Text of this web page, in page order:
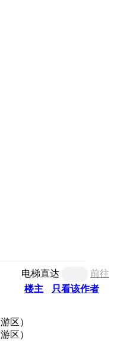
电梯直达
前往
楼主
只看该作者